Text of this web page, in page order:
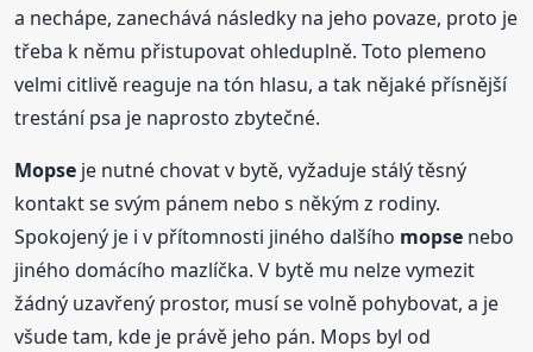
a nechápe, zanechává následky na jeho povaze, proto je
třeba k němu přistupovat ohleduplně. Toto plemeno
velmi citlivě reaguje na tón hlasu, a tak nějaké přísnější
trestání psa je naprosto zbytečné.
Mopse je nutné chovat v bytě, vyžaduje stálý těsný
kontakt se svým pánem nebo s někým z rodiny.
Spokojený je i v přítomnosti jiného dalšího mopse nebo
jiného domácího mazlíčka. V bytě mu nelze vymezit
žádný uzavřený prostor, musí se volně pohybovat, a je
všude tam, kde je právě jeho pán. Mops byl od